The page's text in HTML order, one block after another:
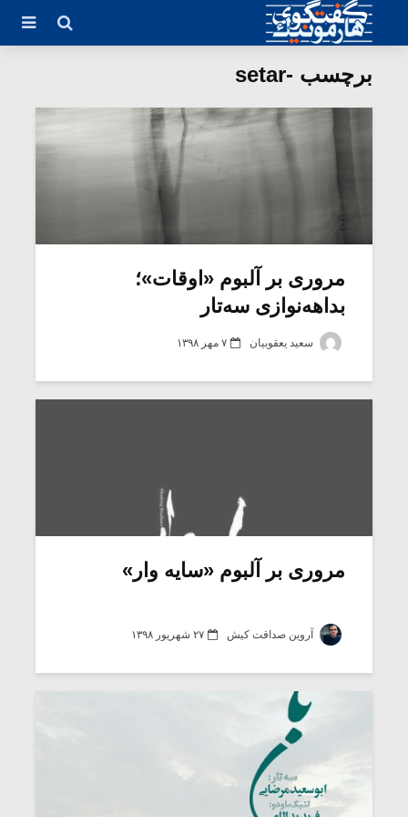
برچسب -setar
مروری بر آلبوم «اوقات»؛
بداهه‌نوازی سه‌تار
سعید یعقوبیان ۷ مهر ۱۳۹۸
مروری بر آلبوم «سایه وار»
آروین صداقت کیش ۲۷ شهریور ۱۳۹۸